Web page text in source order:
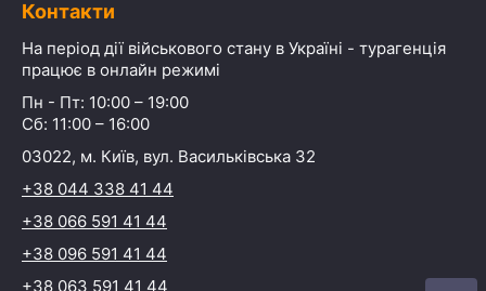
Контакти
На період дії військового стану в Україні - турагенція
працює в онлайн режимі
Пн - Пт: 10:00 – 19:00
Сб: 11:00 – 16:00
03022, м. Київ, вул. Васильківська 32
+38 044 338 41 44
+38 066 591 41 44
+38 096 591 41 44
+38 063 591 41 44